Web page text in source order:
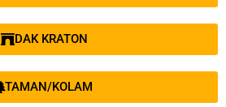
DAK KRATON
TAMAN/KOLAM